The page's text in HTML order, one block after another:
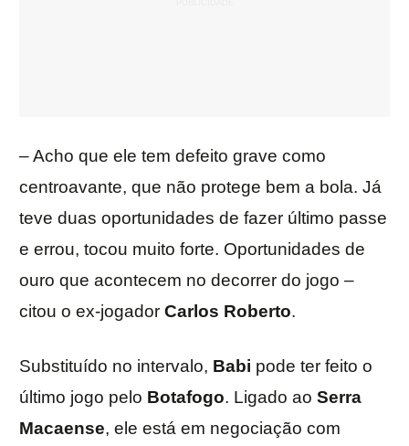
– Acho que ele tem defeito grave como
centroavante, que não protege bem a bola. Já
teve duas oportunidades de fazer último passe
e errou, tocou muito forte. Oportunidades de
ouro que acontecem no decorrer do jogo –
citou o ex-jogador Carlos Roberto.
Substituído no intervalo, Babi pode ter feito o
último jogo pelo Botafogo. Ligado ao Serra
Macaense, ele está em negociação com